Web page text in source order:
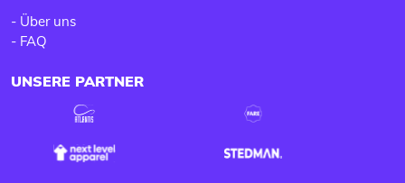
- Über uns
- FAQ
UNSERE PARTNER